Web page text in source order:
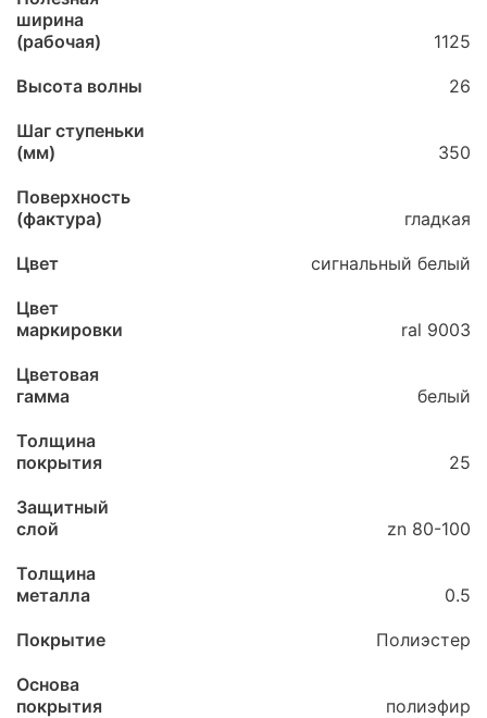
ширина
(рабочая)
1125
Высота волны 26
Шаг ступеньки
(мм)
350
Поверхность
(фактура)
гладкая
Цвет сигнальный белый
Цвет
маркировки
ral 9003
Цветовая
гамма
белый
Толщина
покрытия
25
Защитный
слой
zn 80-100
Толщина
металла
0.5
Покрытие Полиэстер
Основа
покрытия
полиэфир